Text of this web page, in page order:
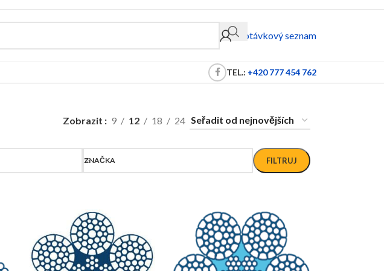
Poptávkový seznam
TEL.: +420 777 454 762
Zobrazit 9 12 18 24
ZNAČKA FILTRUJ